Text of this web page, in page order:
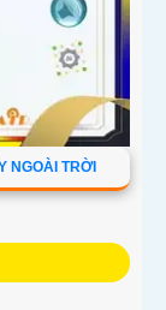
NGOÀI TRỜI